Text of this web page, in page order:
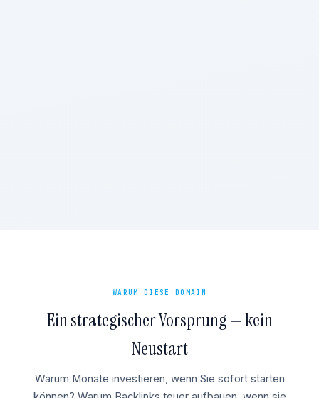
WARUM DIESE DOMAIN
Ein strategischer Vorsprung — kein
Neustart
Warum Monate investieren, wenn Sie sofort starten